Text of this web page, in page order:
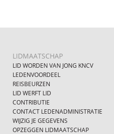
LIDMAATSCHAP
LID WORDEN VAN JONG KNCV
LEDENVOORDEEL
REISBEURZEN
LID WERFT LID
CONTRIBUTIE
CONTACT LEDENADMINISTRATIE
WIJZIG JE GEGEVENS
OPZEGGEN LIDMAATSCHAP